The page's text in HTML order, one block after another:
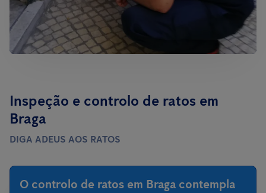
Inspeção e controlo de ratos em
Braga
DIGA ADEUS AOS RATOS
O controlo de ratos em Braga contempla